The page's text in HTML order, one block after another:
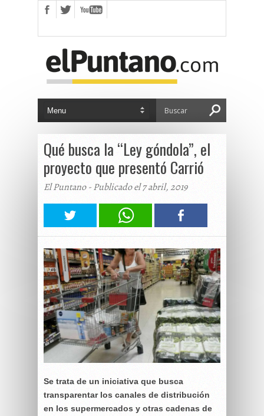
Qué busca la “Ley góndola”, el
proyecto que presentó Carrió
El Puntano - Publicado el 7 abril, 2019
Se trata de un iniciativa que busca
transparentar los canales de distribución
en los supermercados y otras cadenas de